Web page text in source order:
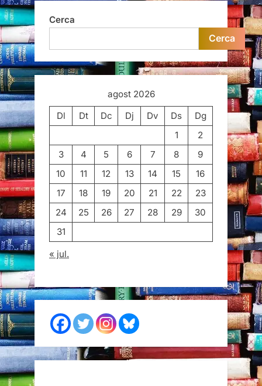
Cerca
Cerca
agost 2026
Dl
Dt Dc Dj Dv Ds
Dg
1
2
3
4 5 6 7 8
9
10
11 12 13 14 15
16
17
18 19 20 21 22
23
24
25 26 27 28 29
30
31
« jul.